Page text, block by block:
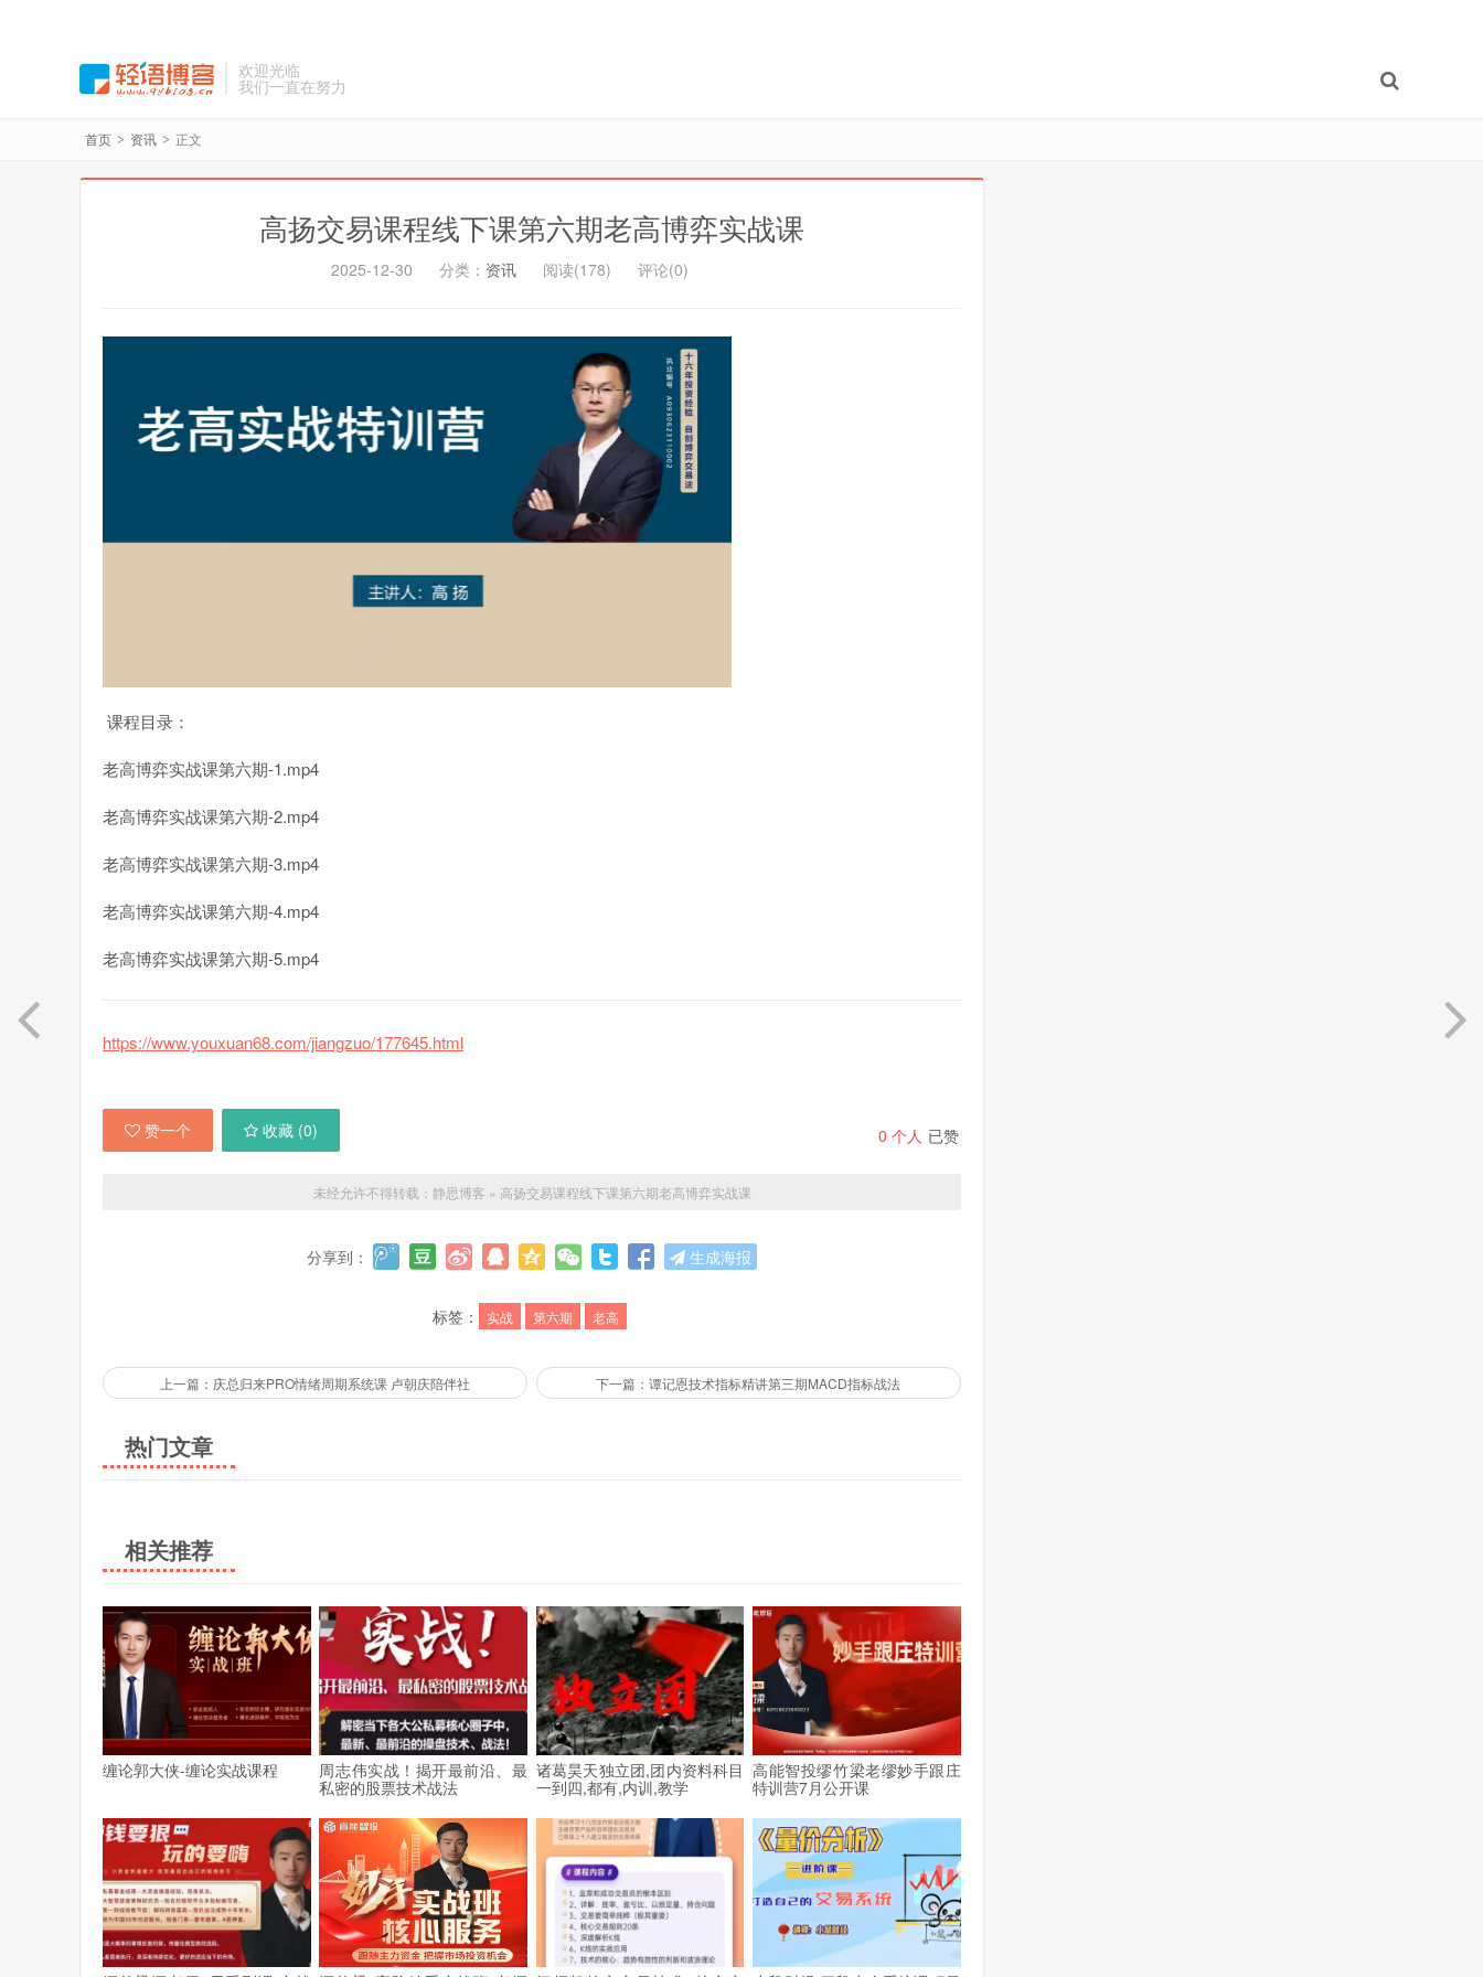
欢迎光临
我们一直在努力
首页 > 资讯 > 正文
高扬交易课程线下课第六期老高博弈实战课
2025-12-30 分类： 资讯 阅读(178) 评论(0)
课程目录：
老高博弈实战课第六期-1.mp4
老高博弈实战课第六期-2.mp4
老高博弈实战课第六期-3.mp4
老高博弈实战课第六期-4.mp4
老高博弈实战课第六期-5.mp4
https://www.youxuan68.com/jiangzuo/177645.html
0 个人 已赞
赞一个 收藏 (0)
未经允许不得转载： 静思博客 » 高扬交易课程线下课第六期老高博弈实战课
分享到： 生成海报
标签： 实战 第六期 老高
上一篇：庆总归来PRO情绪周期系统课 卢朝庆陪伴社 下一篇：谭记恩技术指标精讲第三期MACD指标战法
热门文章
相关推荐
缠论郭大侠-缠论实战课程
周志伟实战！揭开最前沿、最
私密的股票技术战法
诸葛昊天独立团,团内资料科目
一到四,都有,内训,教学
高能智投缪竹梁老缪妙手跟庄
特训营7月公开课